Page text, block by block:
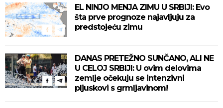
EL NINJO MENJA ZIMU U SRBIJI: Evo
šta prve prognoze najavljuju za
predstojeću zimu
DANAS PRETEŽNO SUNČANO, ALI NE
U CELOJ SRBIJI: U ovim delovima
zemlje očekuju se intenzivni
pljuskovi s grmljavinom!